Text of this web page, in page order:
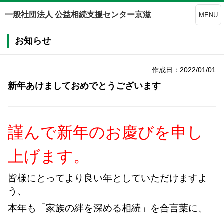
一般社団法人 公益相続支援センター京滋 MENU
お知らせ
作成日：2022/01/01
新年あけましておめでとうございます
謹んで新年のお慶びを申し
上げます。
皆様にとってより良い年としていただけますよ
う、
本年も「家族の絆を深める相続」を合言葉に、